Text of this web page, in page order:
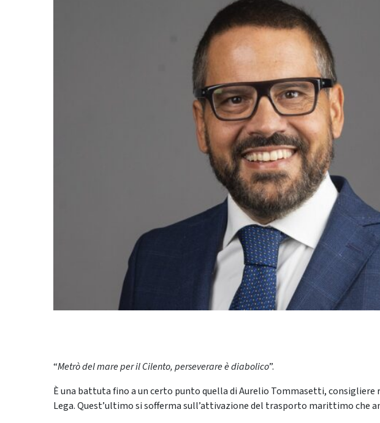
“Metrò del mare per il Cilento, perseverare è diabolico”.
È una battuta fino a un certo punto quella di Aurelio Tommasetti, consigliere
Lega. Quest’ultimo si sofferma sull’attivazione del trasporto marittimo che